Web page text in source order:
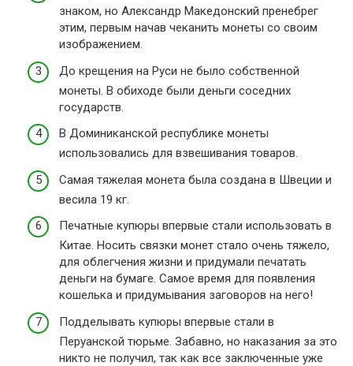
знаком, но Александр Македонский пренебрег
этим, первым начав чеканить монеты со своим
изображением.
До крещения на Руси не было собственной
монеты. В обиходе были деньги соседних
государств.
В Доминиканской республике монеты
использовались для взвешивания товаров.
Самая тяжелая монета была создана в Швеции и
весила 19 кг.
Печатные купюры впервые стали использовать в
Китае. Носить связки монет стало очень тяжело,
для облегчения жизни и придумали печатать
деньги на бумаге. Самое время для появления
кошелька и придумывания заговоров на него!
Подделывать купюры впервые стали в
Перуанской тюрьме. Забавно, но наказания за это
никто не получил, так как все заключенные уже